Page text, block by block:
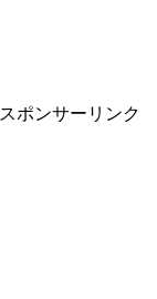
スポンサーリンク